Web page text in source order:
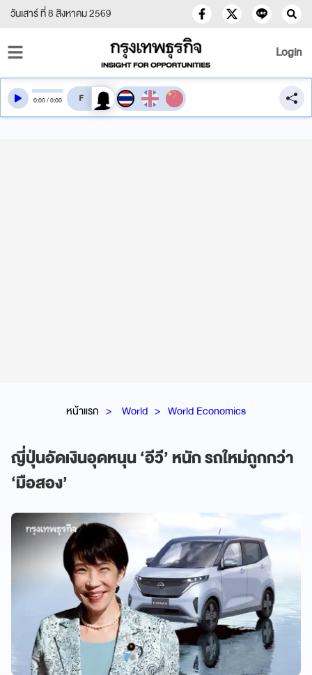
วันเสาร์ ที่ 8 สิงหาคม 2569
Login
หน้าแรก World World Economics
ญี่ปุ่นอัดเงินอุดหนุน ‘อีวี’ หนัก รถใหม่ถูกกว่า
‘มือสอง’
0:00/0:00 สลับเสียงอ่าน